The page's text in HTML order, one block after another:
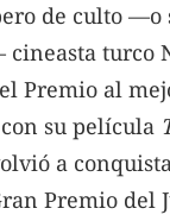
de culto —o
turco
Premio al
su película
a
Premio del